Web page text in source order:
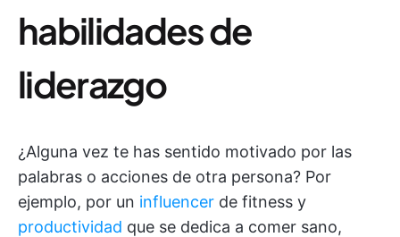
habilidades de
liderazgo
¿Alguna vez te has sentido motivado por las
palabras o acciones de otra persona? Por
ejemplo, por un influencer de fitness y
productividad que se dedica a comer sano,